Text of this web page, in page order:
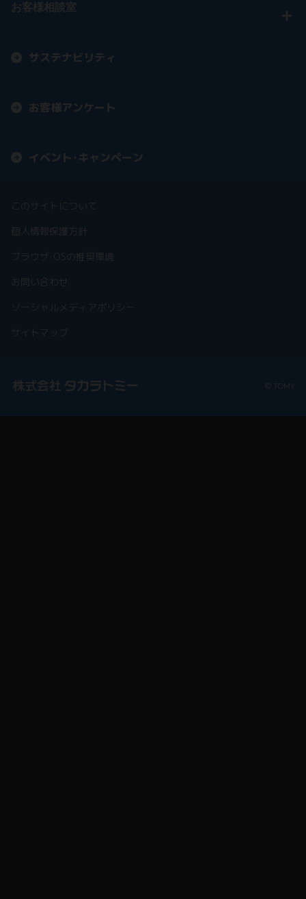
お客様相談室
サステナビリティ
お客様アンケート
イベント・キャンペーン
このサイトについて
個人情報保護方針
ブラウザ・OSの推奨環境
お問い合わせ
ソーシャルメディアポリシー
サイトマップ
© TOMY